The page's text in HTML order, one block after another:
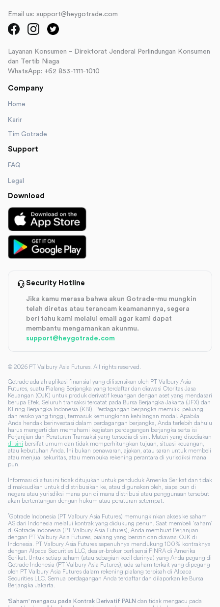
Email us: support@heygotrade.com
Layanan Konsumen – Direktorat Jenderal Perlindungan Konsumen
dan Tertib Niaga
WhatsApp: +62 853-1111-1010
Company
Home
Karir
Tim Gotrade
Support
FAQ
Legal
Download
Security Hotline
Jika kamu merasa bahwa akun Gotrade-mu mungkin
telah diretas atau terancam keamanannya, segera
beri tahu kami melalui email agar kami dapat
membantu mengamankan akunmu.
support@heygotrade.com
© 2026 PT Valbury Asia Futures. All rights reserved.
Gotrade adalah aplikasi finansial yang dilisensikan oleh PT Valbury Asia
Futures, suatu Pialang Berjangka yang terdaftar dan diawasi Otoritas Jasa
Keuangan (OJK) untuk produk derivatif keuangan dengan aset yang mendasari
berupa Efek. Seluruh transaksi tercatat pada Bursa Berjangka Jakarta (JFX) dan
Kliring Berjangka Indonesia (KBI). Perdagangan berjangka memiliki peluang
dan resiko yang tinggi, termasuk kemungkinan kehilangan modal. Apabila
Anda hendak berinvestasi dalam perdagangan berjangka, Anda terlebih dahulu
harus mengerti dan memahami kegiatan perdagangan berjangka serta isi
Perjanjian dan Peraturan Transaksi yang tersedia di sini. Materi yang disediakan
di sini bersifat umum dan tidak memperhitungkan tujuan, situasi keuangan,
atau kebutuhan Anda. Ini bukan penawaran, ajakan, atau saran untuk membeli
atau menjual sekuritas, atau membuka rekening perantara di yurisdiksi mana
pun.
Informasi di situs ini tidak ditujukan untuk penduduk Amerika Serikat dan tidak
dimaksudkan untuk didistribusikan ke, atau digunakan oleh, siapa pun di
negara atau yurisdiksi mana pun di mana distribusi atau penggunaan tersebut
akan bertentangan dengan hukum atau peraturan setempat.
*Gotrade Indonesia (PT Valbury Asia Futures) memungkinkan akses ke saham
AS dari Indonesia melalui kontrak yang didukung penuh. Saat membeli 'saham'
di Gotrade Indonesia (PT Valbury Asia Futures), Anda membuat Perjanjian
dengan PT Valbury Asia Futures, pialang yang berizin dan diawasi OJK di
Indonesia. PT Valbury Asia Futures sepenuhnya mendukung 100% kontraknya
dengan Alpaca Securities LLC, dealer-broker berlisensi FINRA di Amerika
Serikat. Untuk setiap saham (atau sebagian kecil darinya) yang Anda pegang di
Gotrade Indonesia (PT Valbury Asia Futures), ada saham terkait yang dipegang
oleh PT Valbury Asia Futures dalam rekening pialang terpisah di Alpaca
Securities LLC. Semua perdagangan Anda terdaftar dan dilaporkan ke Bursa
Berjangka Jakarta.
'Saham' mengacu pada Kontrak Derivatif PALN dan tidak mengacu pada